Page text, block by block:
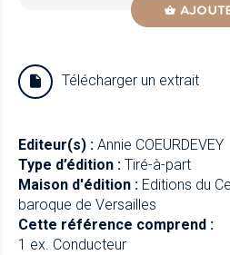
Télécharger un extrait
Editeur(s) : Annie COEURDEVEY
Type d’édition : Tiré-à-part
Maison d'édition : Editions du
baroque de Versailles
Cette référence comprend :
1 ex. Conducteur